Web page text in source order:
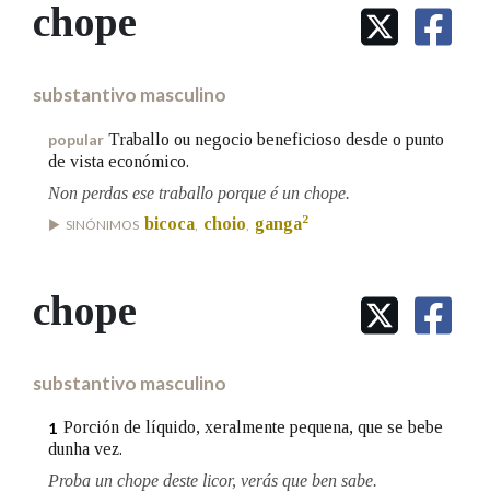
IDENTIDADE CORPORATIVA
MARCIAL DEL ADALID
FIGURAS HOMENAXEADAS
PRIMAVERA DAS LETRAS
Facebook
TwitterYoutubeInstagram
BUSCAR NOS LEMAS
Remata por
BUSCAR NO CONTIDO
Nas definicións
chope
substantivo masculino
popular Traballo ou negocio beneficioso desde o punto
de vista económico.
Non perdas ese traballo porque é un chope.
SINÓNIMOS bicoca choio ganga2
chope
substantivo masculino
1 Porción de líquido, xeralmente pequena, que se bebe
dunha vez.
Proba un chope deste licor, verás que ben sabe.